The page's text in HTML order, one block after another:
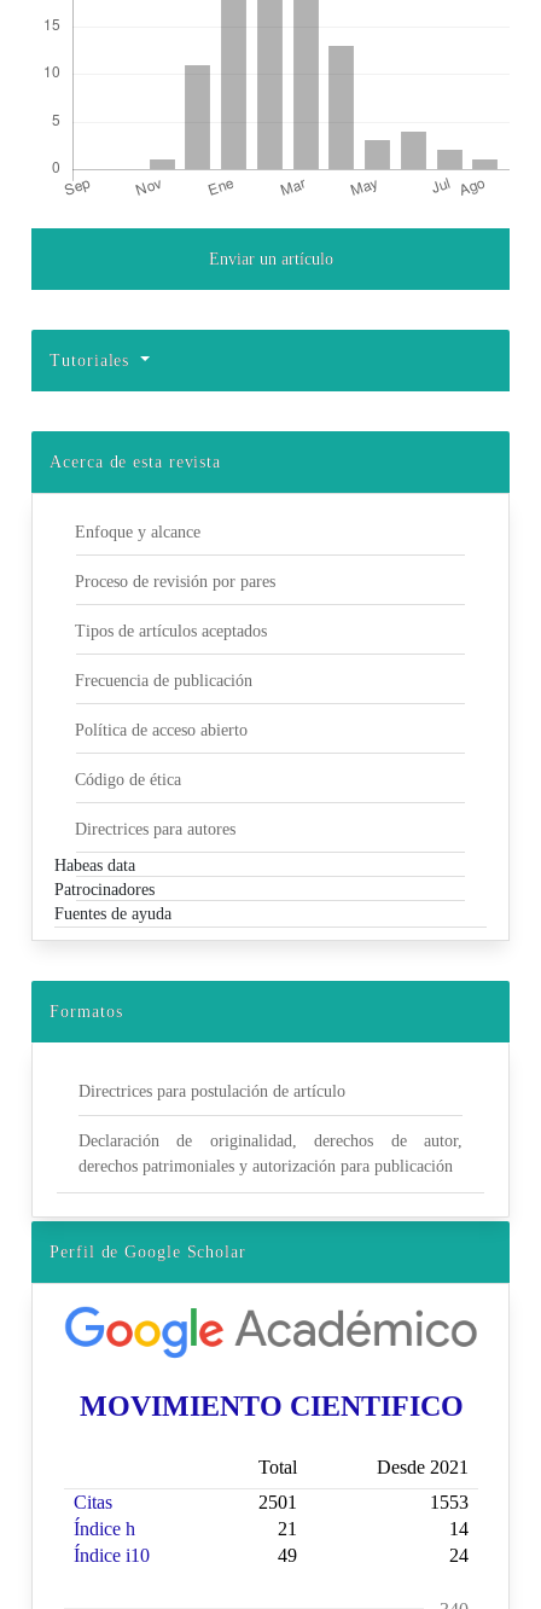
Detalles del artículoEnviar un artículo
Tutoriales
Acerca de esta revista
Enfoque y alcance
Proceso de revisión por pares
Tipos de artículos aceptados
Frecuencia de publicación
Política de acceso abierto
Código de ética
Directrices para autores
Habeas data
Patrocinadores
Fuentes de ayuda
Formatos
Directrices para postulación de artículo
Declaración de originalidad, derechos de autor,
derechos patrimoniales y autorización para publicación
Perfil de Google Scholar